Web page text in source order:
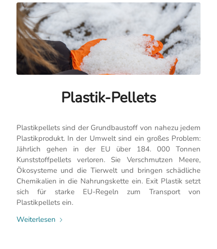
Plastik-Pellets
Plastikpellets sind der Grundbaustoff von nahezu jedem
Plastikprodukt. In der Umwelt sind ein großes Problem:
Jährlich gehen in der EU über 184. 000 Tonnen
Kunststoffpellets verloren. Sie Verschmutzen Meere,
Ökosysteme und die Tierwelt und bringen schädliche
Chemikalien in die Nahrungskette ein. Exit Plastik setzt
sich für starke EU-Regeln zum Transport von
Plastikpellets ein.
Weiterlesen